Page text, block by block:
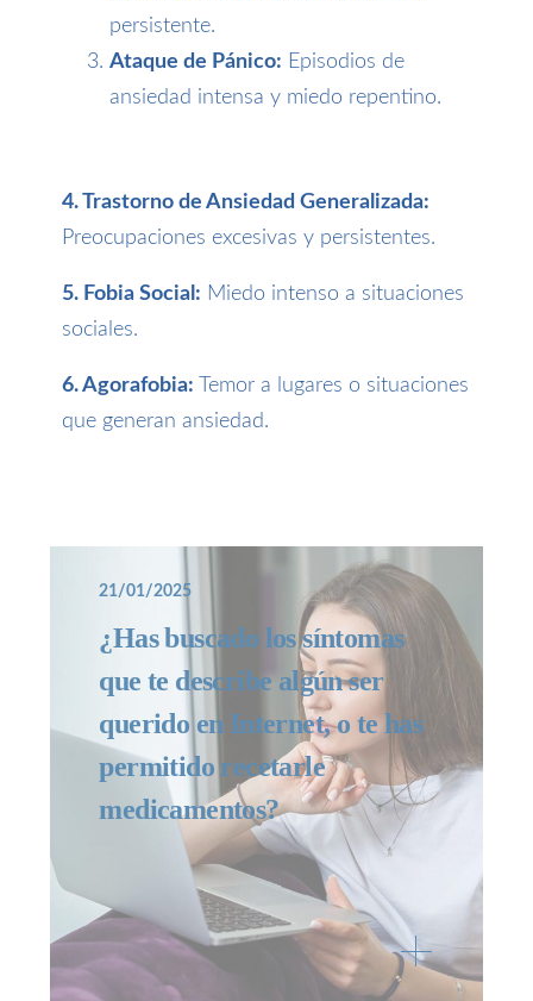
persistente.
Ataque de Pánico: Episodios de
ansiedad intensa y miedo repentino.
4. Trastorno de Ansiedad Generalizada:
Preocupaciones excesivas y persistentes.
5. Fobia Social: Miedo intenso a situaciones
sociales.
6. Agorafobia: Temor a lugares o situaciones
que generan ansiedad.
21/01/2025
¿Has buscado los síntomas
que te describe algún ser
querido en Internet, o te has
permitido recetarle
medicamentos?